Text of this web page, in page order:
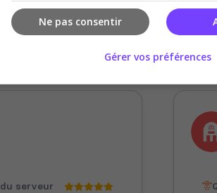
et progression
aux nouveaux
serveur
Ne pas consentir
Gérer vos préférences